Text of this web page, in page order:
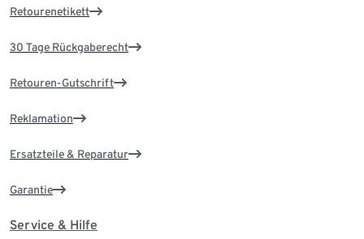
Retourenetikett
30 Tage Rückgaberecht
Retouren-Gutschrift
Reklamation
Ersatzteile & Reparatur
Garantie
Service & Hilfe